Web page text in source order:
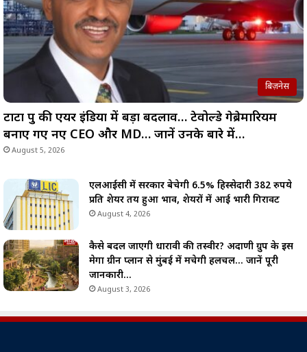
बिज़नेस
टाटा ग्रुप की एयर इंडिया में बड़ा बदलाव… टेवोल्डे गेब्रेमारियम
बनाए गए नए CEO और MD… जानें उनके बारे में…
August 5, 2026
एलआईसी में सरकार बेचेगी 6.5% हिस्सेदारी 382 रुपये
प्रति शेयर तय हुआ भाव, शेयरों में आई भारी गिरावट
August 4, 2026
कैसे बदल जाएगी धारावी की तस्वीर? अदाणी ग्रुप के इस
मेगा ग्रीन प्लान से मुंबई में मचेगी हलचल… जानें पूरी
जानकारी…
August 3, 2026